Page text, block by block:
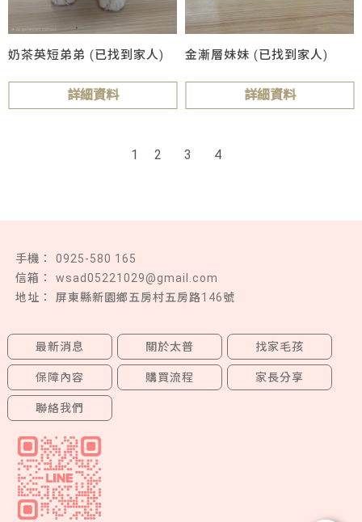
奶茶英短弟弟 (已找到家人)
詳細資料
金漸層妹妹 (已找到家人)
詳細資料
1 2 3 4
0925-580 165
wsad05221029@gmail.com
屏東縣新園鄉五房村五房路146號
最新消息 關於太普 找家毛孩
保障內容 購買流程 家長分享
聯絡我們